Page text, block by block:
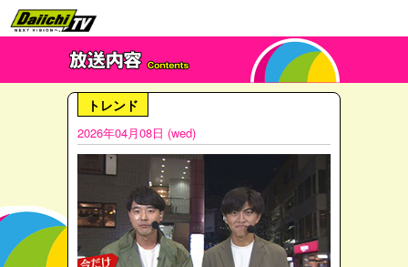
トレンド
2026年04月08日 (wed)